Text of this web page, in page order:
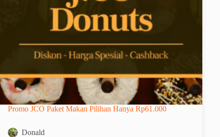
Promo JCO Paket Makan Pilihan Hanya Rp61.000
Donald